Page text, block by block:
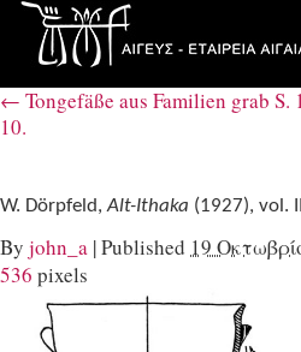
← Tongefäße aus Familien­ grab
10.
W. Dörpfeld,Alt-Ithaka (1927), vol.
By john_a |Published 19
536 pixels